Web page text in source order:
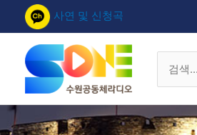
뛰
기
사연 및 신청곡
색
대
상